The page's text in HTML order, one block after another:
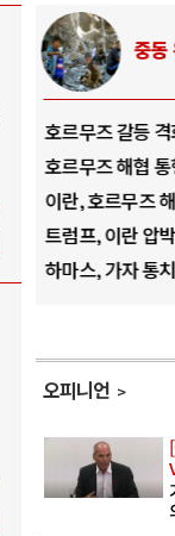
중동
호르무즈 갈등
호르무즈 해협
이란, 호르무즈
트럼프, 이란 압
하마스, 가자 통
오피니언